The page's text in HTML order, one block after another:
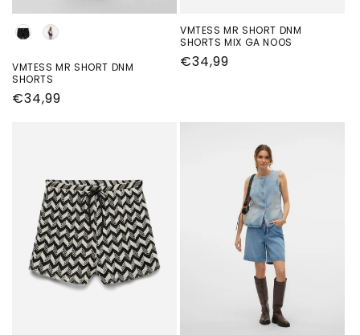
Kleur
VMTESS MR SHORT DNM
SHORTS
Normale
€34,99
VMTESS MR SHORT DNM
SHORTS MIX GA NOOS
Normale
€34,99